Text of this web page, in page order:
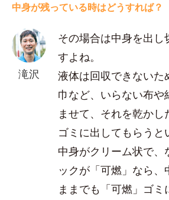
中身が残っている時はどうすれば？
滝沢
その場合は中身を出し
すよね。
液体は回収できないた
巾など、いらない布や
ませて、それを乾かし
ゴミに出してもらうと
中身がクリーム状で、
ックが「可燃」なら、
ままでも「可燃」ゴ